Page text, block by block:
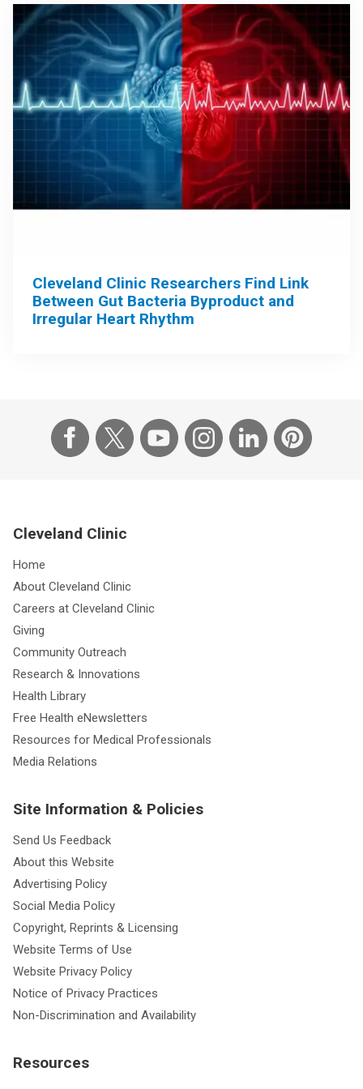
Cleveland Clinic Researchers Find Link
Between Gut Bacteria Byproduct and
Irregular Heart Rhythm
Cleveland Clinic
Home
About Cleveland Clinic
Careers at Cleveland Clinic
Giving
Community Outreach
Research & Innovations
Health Library
Free Health eNewsletters
Resources for Medical Professionals
Media Relations
Site Information & Policies
Send Us Feedback
About this Website
Advertising Policy
Social Media Policy
Copyright, Reprints & Licensing
Website Terms of Use
Website Privacy Policy
Notice of Privacy Practices
Non-Discrimination and Availability
Resources